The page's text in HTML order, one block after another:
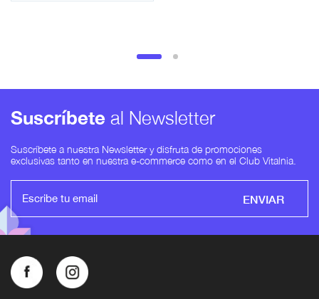
Suscríbete al Newsletter
Suscríbete a nuestra Newsletter y disfruta de promociones
exclusivas tanto en nuestra e-commerce como en el Club Vitalnia.
ENVIAR